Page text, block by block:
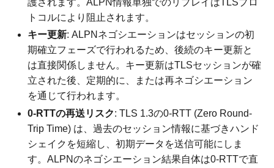
護されます。ALPN情報単独でのリプレイはTLSプロ
トコルにより阻止されます。
キー更新: ALPNネゴシエーションはセッションの初
期確立フェーズで行われるため、後続のキー更新と
は直接関係しません。キー更新はTLSセッションが確
立された後、定期的に、または再ネゴシエーション
を通じて行われます。
0-RTTの再送リスク: TLS 1.3の0-RTT (Zero Round-
Trip Time) は、過去のセッション情報に基づきハンド
シェイクを短縮し、初期データを送信可能にしま
す。ALPNのネゴシエーション結果自体は0-RTTで直